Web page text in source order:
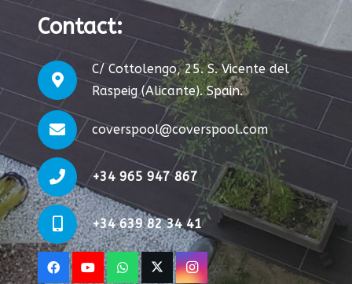
Contact:
C/ Cottolengo, 25. S. Vicente del
Raspeig (Alicante). Spain.
coverspool@coverspool.com
+34 965 947 867
+34 639 82 34 41